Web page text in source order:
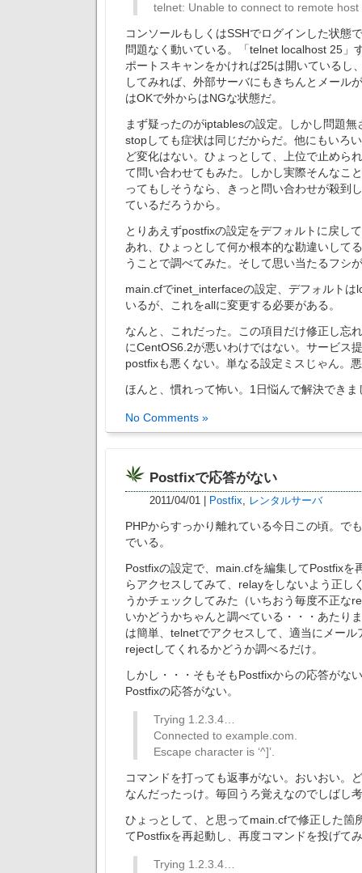
telnet: Unable to connect to remote host
コンソールもしくはSSHでログインした状態
問題なく動いている。「telnet localhost 25」
ポートスキャンをかければ25は開いているし
してみれば、外部サーバにもきちんとメール
はOKで外からはNGな状態だ。
まず疑ったのがiptablesの設定。しかし問題
stopしても症状は同じだからだ。他にもいろ
ど変化はない。ひょっとして、上位で止めら
て問い合わせてもみた。しかし実際そんなこ
ってもしそうなら、きっと問い合わせが殺到
ているだろうから。
とりあえずpostfixの設定をデフォルトに戻し
あれ、ひょっとして何か根本的な勘違いして
うことで調べてみた。そして思い当たるフシ
main.cfでinet_interfaceの設定、デフォルトは
いるが、これをallに変更する必要がある。
なんと、これだった。この項目だけ修正し忘
にCentOS6.2が悪いわけではない。サービス
postfixも悪くない。単なる設定ミスじゃん。
ほんと、慣れって怖い。1日悩んで解決できま
No Comments »
Postfixで応答がない
2011/04/01 Postfix, レンタルサーバ
PHPからすっかり離れている今日この頃。で
でいる。
Postfixの設定で、main.cfを編集してPostfixを
らアクセスしてみて、relayをしないよう正し
うかチェックしてみた（いちおう毎度不正な
いかどうかちゃんと調べている・・・あたり
は簡単、telnetでアクセスして、適当にメール
rejectしてくれるかどうか調べるだけ。
しかし・・・そもそもPostfixからの応答がな
Postfixの応答がない。
Trying 1.2.3.4…
Connected to example.com.
Escape character is ‘^]’.
コマンドを打っても返事がない。おいおい。
なんだったっけ。毎回うろ覚えなのでしばし
ひょっとして、と思ってmain.cfで修正した箇
てPostfixを再起動し、再度コマンドを投げて
Trying 1.2.3.4…